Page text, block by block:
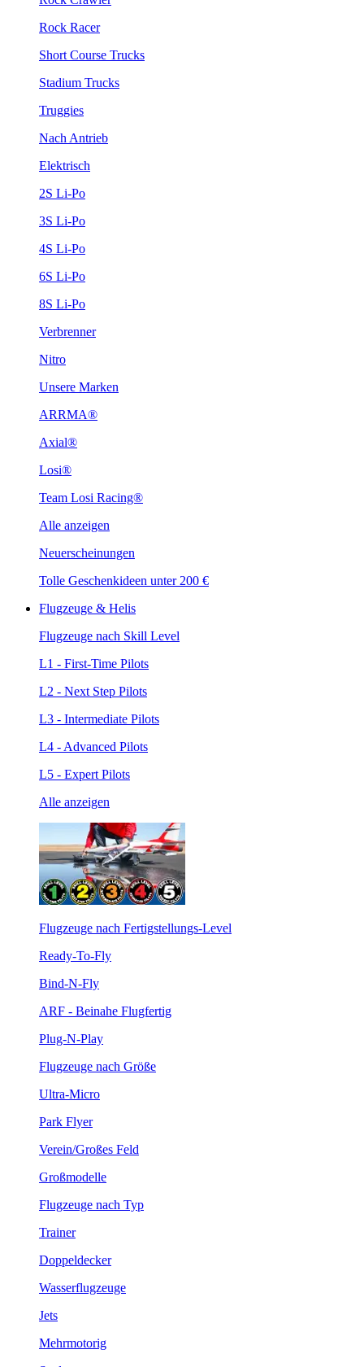
Rock Racer
Short Course Trucks
Stadium Trucks
Truggies
Nach Antrieb
Elektrisch
2S Li-Po
3S Li-Po
4S Li-Po
6S Li-Po
8S Li-Po
Verbrenner
Nitro
Unsere Marken
ARRMA®
Axial®
Losi®
Team Losi Racing®
Alle anzeigen
Neuerscheinungen
Tolle Geschenkideen unter 200 €
Flugzeuge & Helis
Flugzeuge nach Skill Level
L1 - First-Time Pilots
L2 - Next Step Pilots
L3 - Intermediate Pilots
L4 - Advanced Pilots
L5 - Expert Pilots
Alle anzeigen
Flugzeuge nach Fertigstellungs-Level
Ready-To-Fly
Bind-N-Fly
ARF - Beinahe Flugfertig
Plug-N-Play
Flugzeuge nach Größe
Ultra-Micro
Park Flyer
Verein/Großes Feld
Großmodelle
Flugzeuge nach Typ
Trainer
Doppeldecker
Wasserflugzeuge
Jets
Mehrmotorig